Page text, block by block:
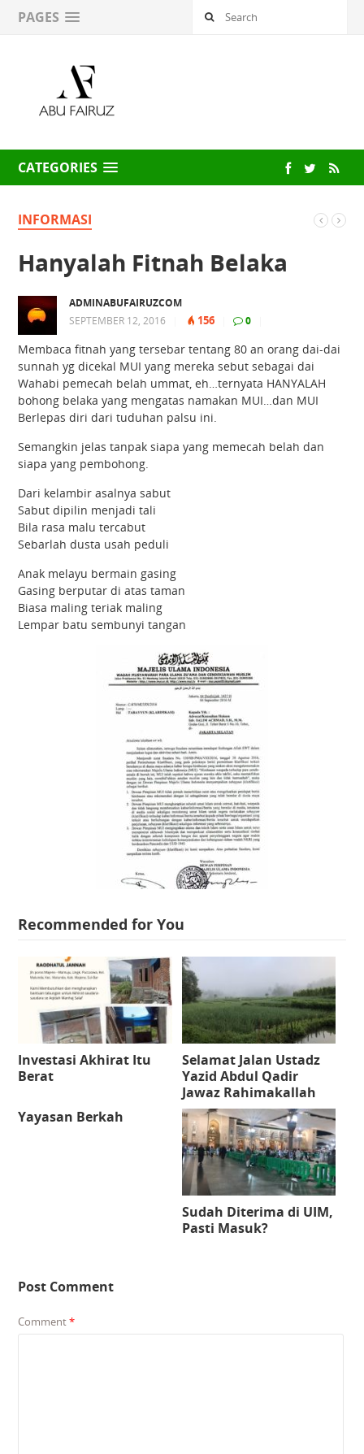
PAGES
CATEGORIES
INFORMASI
Hanyalah Fitnah Belaka
ADMINABUFAIRUZCOM
SEPTEMBER 12, 2016
156 0
Membaca fitnah yang tersebar tentang 80 an orang dai-dai
sunnah yg dicekal MUI yang mereka sebut sebagai dai
Wahabi pemecah belah ummat, eh…ternyata HANYALAH
bohong belaka yang mengatas namakan MUI…dan MUI
Berlepas diri dari tuduhan palsu ini.
Semangkin jelas tanpak siapa yang memecah belah dan
siapa yang pembohong.
Dari kelambir asalnya sabut
Sabut dipilin menjadi tali
Bila rasa malu tercabut
Sebarlah dusta usah peduli
Anak melayu bermain gasing
Gasing berputar di atas taman
Biasa maling teriak maling
Lempar batu sembunyi tangan
Recommended for You
Investasi Akhirat Itu
Berat
Selamat Jalan Ustadz
Yazid Abdul Qadir
Jawaz Rahimakallah
Yayasan Berkah
Sudah Diterima di UIM,
Pasti Masuk?
Post Comment
Comment*